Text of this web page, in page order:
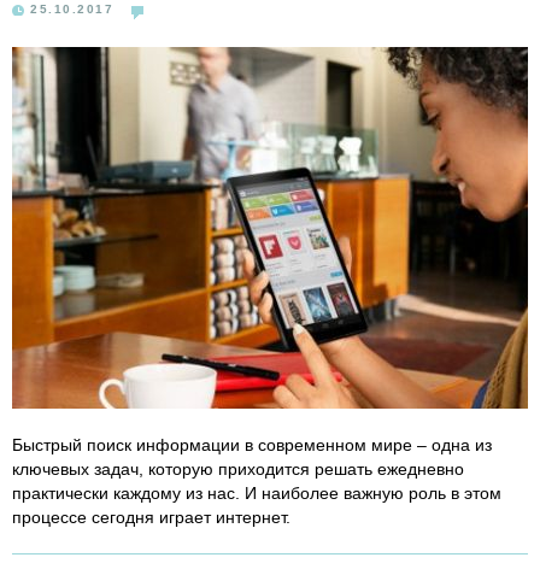
25.10.2017
Быстрый поиск информации в современном мире – одна из
ключевых задач, которую приходится решать ежедневно
практически каждому из нас. И наиболее важную роль в этом
процессе сегодня играет интернет.